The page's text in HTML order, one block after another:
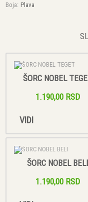
Boja: Plava
ŠORC NOBEL
1.190,00 RSD
VIDI
ŠORC NOBEL BELI
1.190,00 RSD